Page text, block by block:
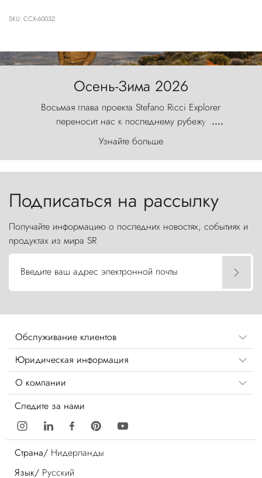
SKU: CCX-60032
Осень-Зима 2026
Восьмая глава проекта Stefano Ricci Explorer
переносит нас к последнему рубежу
первозданного мира, где ветер с
первобытной яростью ваяет ландшафт, а пики
Торрес-дель-Пайне, словно каменные стражи,
....
Узнайте больше
Подписаться на рассылку
Получайте информацию о последних новостях, событиях и
продуктах из мира SR
Введите ваш адрес электронной почты
Обслуживание клиентов
Юридическая информация
О компании
Следите за нами
Страна/ Нидерланды
Язык/ Русский